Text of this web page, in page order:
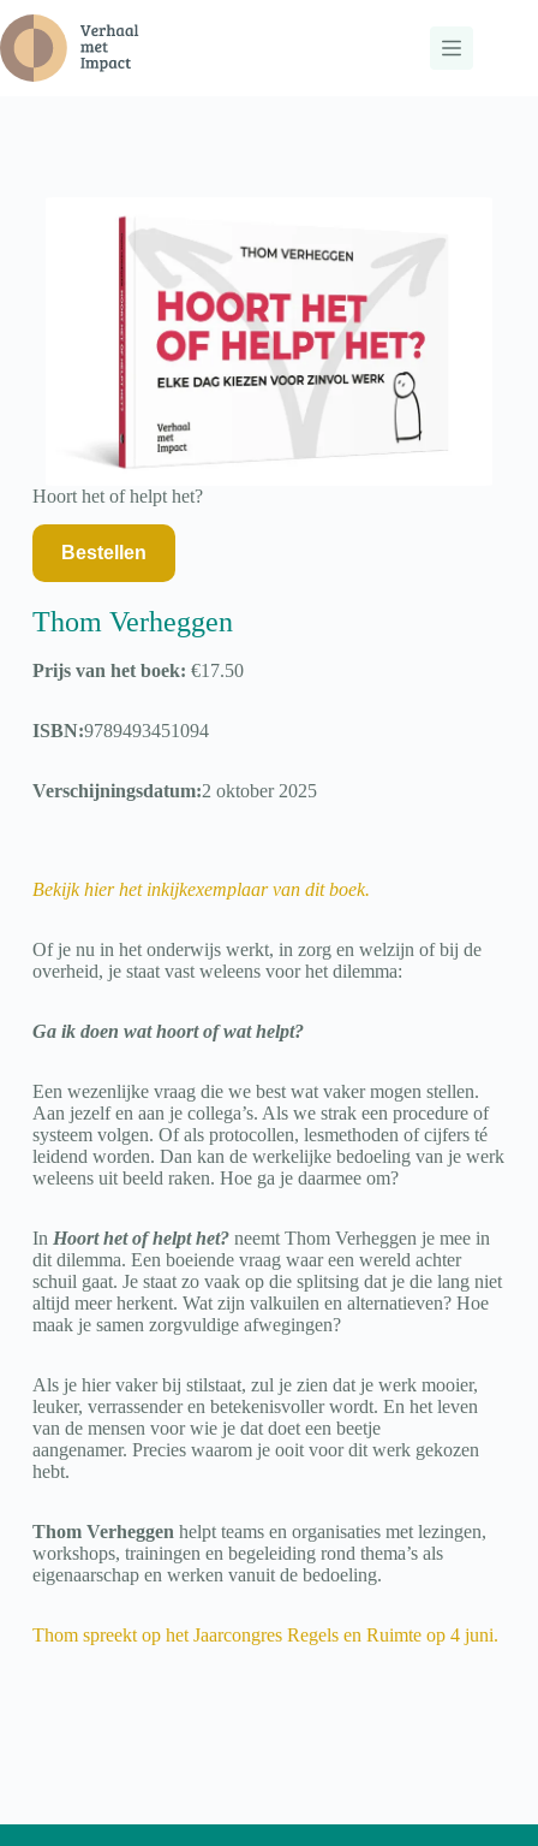
naar
de
inhoud
Hoort het of helpt het?
Bestellen
Thom Verheggen
Prijs van het boek: €17.50
ISBN:9789493451094
Verschijningsdatum:2 oktober 2025
Bekijk hier het inkijkexemplaar van dit boek.
Of je nu in het onderwijs werkt, in zorg en welzijn of bij de
overheid, je staat vast weleens voor het dilemma:
Ga ik doen wat hoort of wat helpt?
Een wezenlijke vraag die we best wat vaker mogen stellen.
Aan jezelf en aan je collega’s. Als we strak een procedure of
systeem volgen. Of als protocollen, lesmethoden of cijfers té
leidend worden. Dan kan de werkelijke bedoeling van je werk
weleens uit beeld raken. Hoe ga je daarmee om?
In Hoort het of helpt het?neemt Thom Verheggen je mee in
dit dilemma. Een boeiende vraag waar een wereld achter
schuil gaat. Je staat zo vaak op die splitsing dat je die lang niet
altijd meer herkent. Wat zijn valkuilen en alternatieven? Hoe
maak je samen zorgvuldige afwegingen?
Als je hier vaker bij stilstaat, zul je zien dat je werk mooier,
leuker, verrassender en betekenisvoller wordt. En het leven
van de mensen voor wie je dat doet een beetje
aangenamer. Precies waarom je ooit voor dit werk gekozen
hebt.
Thom Verheggen helpt teams en organisaties met lezingen,
workshops, trainingen en begeleiding rond thema’s als
eigenaarschap en werken vanuit de bedoeling.
Thom spreekt op het Jaarcongres Regels en Ruimte op 4 juni.